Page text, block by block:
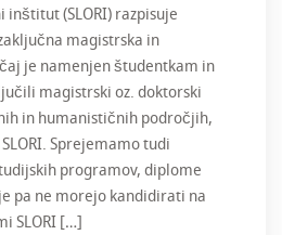
inštitut (SLORI) razpisuje
magistrska in
je namenjen študentkam in
magistrski oz. doktorski
in humanističnih področjih,
Sprejemamo tudi
programov, diplome
pa ne morejo kandidirati na
SLORI […]